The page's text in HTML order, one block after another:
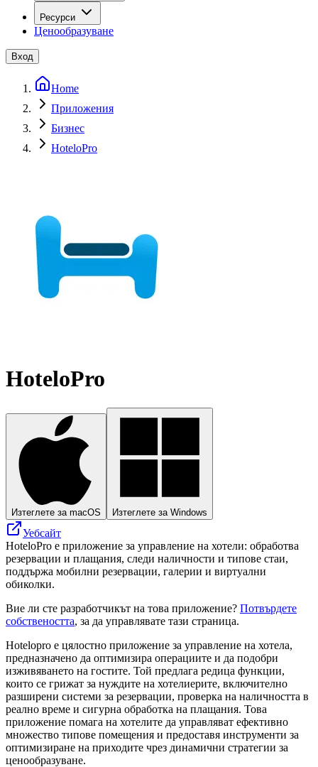
Ресурси
Ценообразуване
Вход
Home
Приложения
Бизнес
HoteloPro
HoteloPro
Изтеглете за macOS Изтеглете за Windows
Уебсайт
HoteloPro е приложение за управление на хотели: обработва
резервации и плащания, следи наличности и типове стаи,
поддържа мобилни резервации, галерии и виртуални
обиколки.
Вие ли сте разработчикът на това приложение? Потвърдете
собствеността, за да управлявате тази страница.
Hotelopro е цялостно приложение за управление на хотела,
предназначено да оптимизира операциите и да подобри
изживяването на гостите. Той предлага редица функции,
които се грижат за нуждите на хотелиерите, включително
разширени системи за резервации, проверка на наличността в
реално време и сигурна обработка на плащания. Това
приложение помага на хотелите да управляват ефективно
множество типове помещения и предоставя инструменти за
оптимизиране на приходите чрез динамични стратегии за
ценообразуване.